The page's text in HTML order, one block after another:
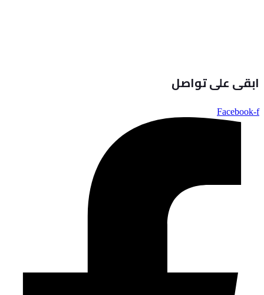
ابقى على تواصل
Facebook-f